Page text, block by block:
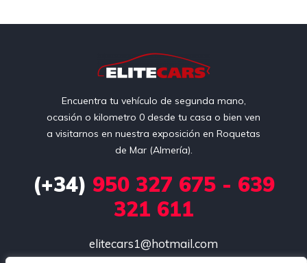
Encuentra tu vehículo de segunda mano,
ocasión o kilometro 0 desde tu casa o bien ven
a visitarnos en nuestra exposición en Roquetas
de Mar (Almería).
(+34) 950 327 675 - 639
321 611
elitecars1@hotmail.com